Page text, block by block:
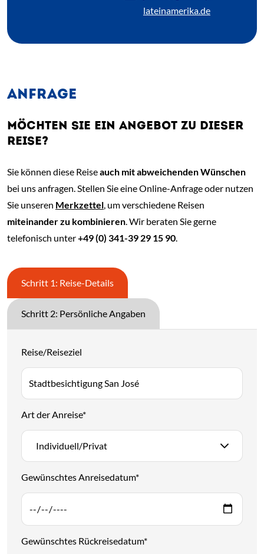
lateinamerika.de
ANFRAGE
MÖCHTEN SIE EIN ANGEBOT ZU DIESER
REISE?
Sie können diese Reiseauch mit abweichenden Wünschen
bei uns anfragen. Stellen Sie eine Online-Anfrage oder nutzen
Sie unseren Merkzettel , um verschiedene Reisen
miteinander zu kombinieren . Wir beraten Sie gerne
telefonisch unter+49 (0) 341-39 29 15 90
Schritt 1: Reise-Details
Schritt 2: Persönliche Angaben
Reise/Reiseziel
Art der Anreise*
Individuell/Privat
Gewünschtes Anreisedatum*
Gewünschtes Rückreisedatum*